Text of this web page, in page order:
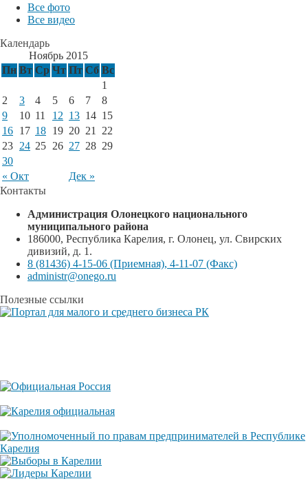
Все фото
Все видео
Календарь
Ноябрь 2015
Пн Вт Ср Чт Пт Сб Вс
« Окт Дек »
1
2
3 4 5 6 7
8
9
10 11 12 13 14 15
16 17 18 19 20 21
22
23 24 25 26 27 28 29
30
Контакты
Администрация Олонецкого национального
муниципального района
186000, Республика Карелия, г. Олонец, ул. Свирских
дивизий, д. 1.
8 (81436) 4-15-06 (Приемная), 4-11-07 (Факс)
administr@onego.ru
Полезные ссылки